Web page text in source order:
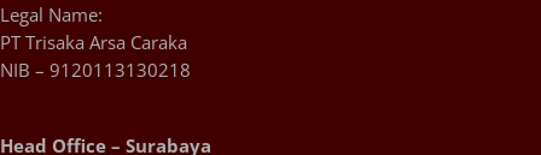
Legal Name:
PT Trisaka Arsa Caraka
NIB – 9120113130218
Head Office – Surabaya